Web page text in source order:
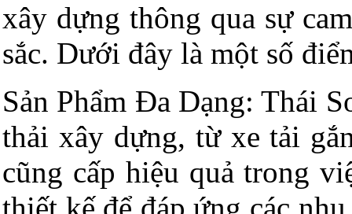
xây dựng thông qua sự
sắc. Dưới đây là một số
Sản Phẩm Đa Dạng: Thái
thải xây dựng, từ xe tải
cũng cấp hiệu quả trong